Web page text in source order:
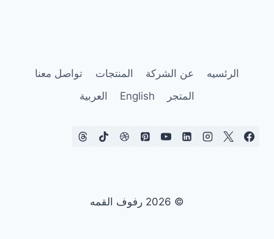
الرئسيه عن الشركة المنتجات
تواصل معنا
المتجر
English العربية
© 2026 رفوف القمه